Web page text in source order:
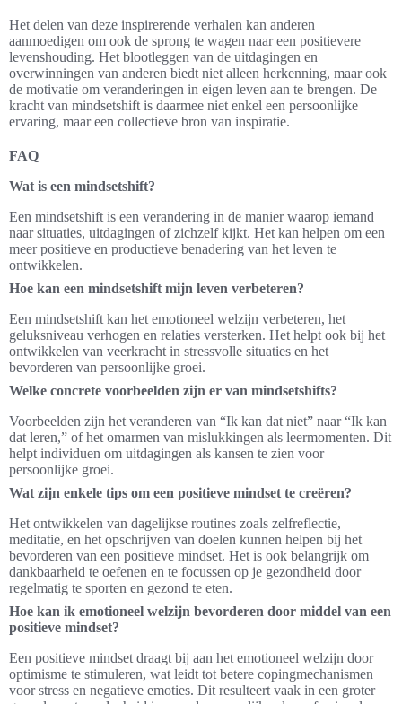
Het delen van deze inspirerende verhalen kan anderen
aanmoedigen om ook de sprong te wagen naar een positievere
levenshouding. Het blootleggen van de uitdagingen en
overwinningen van anderen biedt niet alleen herkenning, maar ook
de motivatie om veranderingen in eigen leven aan te brengen. De
kracht van mindsetshift is daarmee niet enkel een persoonlijke
ervaring, maar een collectieve bron van inspiratie.
FAQ
Wat is een mindsetshift?
Een mindsetshift is een verandering in de manier waarop iemand
naar situaties, uitdagingen of zichzelf kijkt. Het kan helpen om een
meer positieve en productieve benadering van het leven te
ontwikkelen.
Hoe kan een mindsetshift mijn leven verbeteren?
Een mindsetshift kan het emotioneel welzijn verbeteren, het
geluksniveau verhogen en relaties versterken. Het helpt ook bij het
ontwikkelen van veerkracht in stressvolle situaties en het
bevorderen van persoonlijke groei.
Welke concrete voorbeelden zijn er van mindsetshifts?
Voorbeelden zijn het veranderen van “Ik kan dat niet” naar “Ik kan
dat leren,” of het omarmen van mislukkingen als leermomenten. Dit
helpt individuen om uitdagingen als kansen te zien voor
persoonlijke groei.
Wat zijn enkele tips om een positieve mindset te creëren?
Het ontwikkelen van dagelijkse routines zoals zelfreflectie,
meditatie, en het opschrijven van doelen kunnen helpen bij het
bevorderen van een positieve mindset. Het is ook belangrijk om
dankbaarheid te oefenen en te focussen op je gezondheid door
regelmatig te sporten en gezond te eten.
Hoe kan ik emotioneel welzijn bevorderen door middel van een
positieve mindset?
Een positieve mindset draagt bij aan het emotioneel welzijn door
optimisme te stimuleren, wat leidt tot betere copingmechanismen
voor stress en negatieve emoties. Dit resulteert vaak in een groter